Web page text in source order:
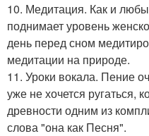
10. Медитация. Как и
поднимает уровень
день перед сном
медитации на природе.
11. Уроки вокала. Пение
уже не хочется ругаться,
древности одним из
слова "она как Песня".